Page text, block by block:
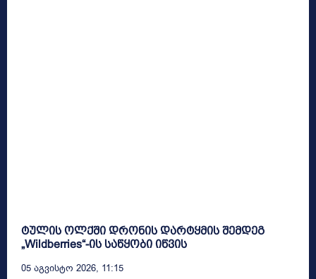
ტულის ოლქში დრონის დარტყმის შემდეგ
„Wildberries“-ის საწყობი იწვის
05 Აგვისტო 2026, 11:15